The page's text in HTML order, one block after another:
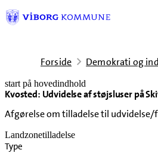
Forside Demokrati og
start på hovedindhold
Kvosted: Udvidelse af støjsluser på
Afgørelse om tilladelse til
senest opdateret 18. juni 2026
Landzonetilladelse
Type